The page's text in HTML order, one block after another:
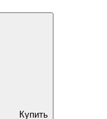
Купить